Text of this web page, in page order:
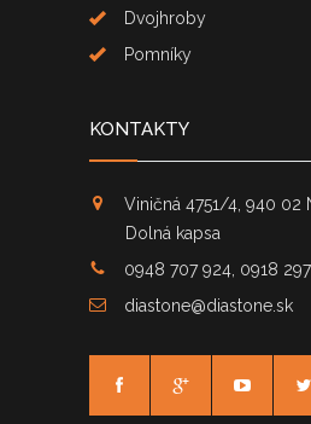
Dvojhroby
Pomníky
KONTAKTY
Viničná 4751/4, 940 02
Dolná kapsa
0948 707 924, 0918
diastone@diastone.sk